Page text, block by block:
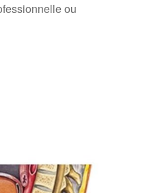
ou